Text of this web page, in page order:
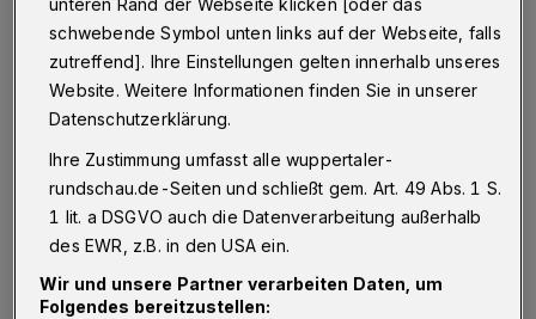
Schutzstreifen sowohl einen ausreichenden
Seitenabstand für Radfahrer zu parkenden
Fahrzeugen (Dooring-Zone), als auch den
vorgeschriebenen Überholabstand für
Autofahrer.
In Wuppertal hingegen dürfen Radfahrer auch
Straße, Hainstraße, Weinberg) gegen
unteren Rand der Webseite klicken [oder das
schwebende Symbol unten links auf der Webseite, falls
zutreffend]. Ihre Einstellungen gelten innerhalb unseres
Website. Weitere Informationen finden Sie in unserer
Datenschutzerklärung.
Ihre Zustimmung umfasst alle wuppertaler-
rundschau.de-Seiten und schließt gem. Art. 49 Abs. 1 S.
1 lit. a DSGVO auch die Datenverarbeitung außerhalb
des EWR, z.B. in den USA ein.
Wir und unsere Partner verarbeiten Daten, um
Folgendes bereitzustellen: